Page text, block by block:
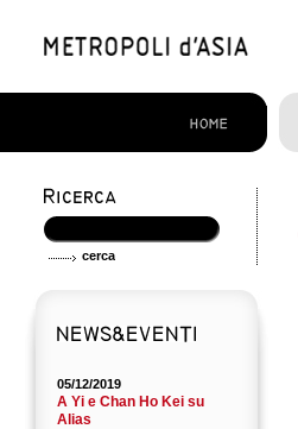
05/12/2019
A Yi e Chan Ho Kei su
Alias